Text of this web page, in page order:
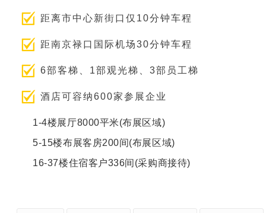
距离市中心新街口仅10分钟车程
距南京禄口国际机场30分钟车程
6部客梯、1部观光梯、3部员工梯
酒店可容纳600家参展企业
1-4楼展厅8000平米(布展区域)
5-15楼布展客房200间(布展区域)
16-37楼住宿客户336间(采购商接待)